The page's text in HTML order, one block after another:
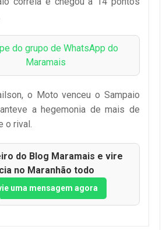
do grupo de WhatsApp do
Maramais
o Moto venceu o Sampaio
a hegemonia de mais de
o rival.
do Blog Maramais e vire
no Maranhão todo
uma mensagem agora